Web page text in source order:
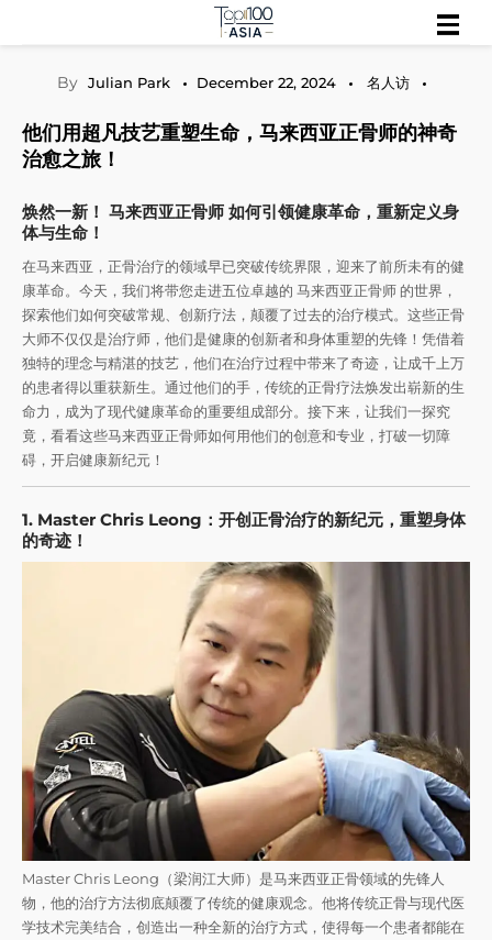
to
contentBy Julian Park December 22, 2024 名人访
他们用超凡技艺重塑生命，马来西亚正骨师的神奇
治愈之旅！
焕然一新！ 马来西亚正骨师 如何引领健康革命，重新定义身
体与生命！
在马来西亚，正骨治疗的领域早已突破传统界限，迎来了前所未有的健
康革命。今天，我们将带您走进五位卓越的 马来西亚正骨师 的世界，
探索他们如何突破常规、创新疗法，颠覆了过去的治疗模式。这些正骨
大师不仅仅是治疗师，他们是健康的创新者和身体重塑的先锋！凭借着
独特的理念与精湛的技艺，他们在治疗过程中带来了奇迹，让成千上万
的患者得以重获新生。通过他们的手，传统的正骨疗法焕发出崭新的生
命力，成为了现代健康革命的重要组成部分。接下来，让我们一探究
竟，看看这些马来西亚正骨师如何用他们的创意和专业，打破一切障
碍，开启健康新纪元！
1. Master Chris Leong：开创正骨治疗的新纪元，重塑身体
的奇迹！
Master Chris Leong（梁润江大师）是马来西亚正骨领域的先锋人
物，他的治疗方法彻底颠覆了传统的健康观念。他将传统正骨与现代医
学技术完美结合，创造出一种全新的治疗方式，使得每一个患者都能在